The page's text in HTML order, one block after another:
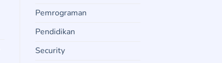
Pemrograman
Pendidikan
Security